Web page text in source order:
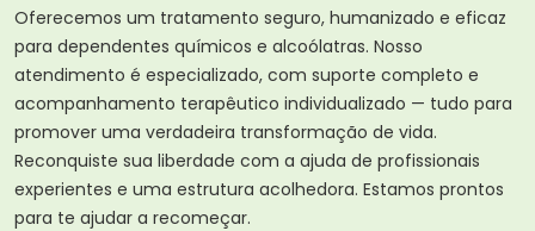
Oferecemos um tratamento seguro, humanizado e eficaz
para dependentes químicos e alcoólatras. Nosso
atendimento é especializado, com suporte completo e
acompanhamento terapêutico individualizado — tudo para
promover uma verdadeira transformação de vida.
Reconquiste sua liberdade com a ajuda de profissionais
experientes e uma estrutura acolhedora. Estamos prontos
para te ajudar a recomeçar.